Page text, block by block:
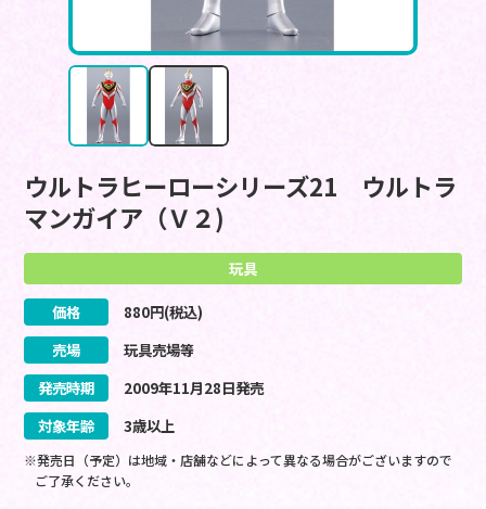
ウルトラヒーローシリーズ21 ウルトラ
マンガイア（Ｖ２)
玩具
価格 880円(税込)
売場
玩具売場等
発売時期
2009年11月28日発売
対象年齢
3歳以上
※発売日（予定）は地域・店舗などによって異なる場合がございますので
ご了承ください。